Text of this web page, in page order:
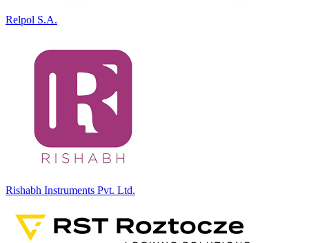
Relpol S.A.
Rishabh Instruments Pvt. Ltd.